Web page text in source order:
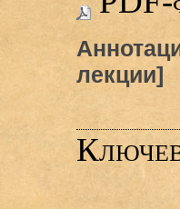
лекции]